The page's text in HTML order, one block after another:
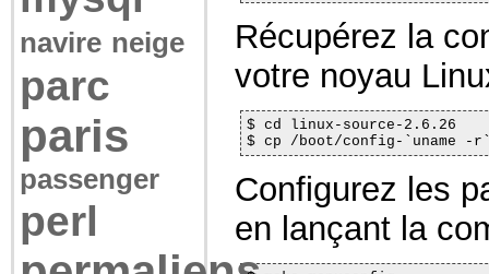
navire neige
parc
paris
passenger
perl
Récupérez la
votre noyau
$ cd linux-source-2.6.26
$ cp /boot/config-`uname -
Configurez les
en lançant la